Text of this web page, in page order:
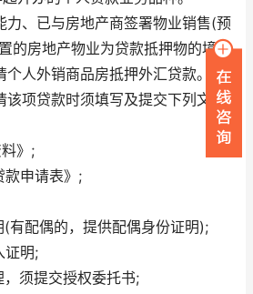
力、已与房地产商签署物业销售(预
的房地产物业为贷款抵押物的境外
人外销商品房抵押外汇贷款。
项贷款时须填写及提交下列文
》;
款申请表》;
(有配偶的，提供配偶身份证明);
证明;
须提交授权委托书;